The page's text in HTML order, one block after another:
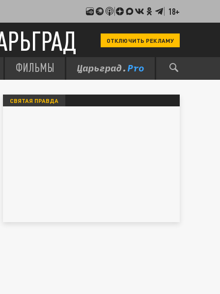
18+
ОТКЛЮЧИТЬ РЕКЛАМУ
ФИЛЬМЫ
СВЯТАЯ ПРАВДА